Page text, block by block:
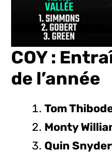
COY :
de l’année
Tom
Monty
Quin Snyder